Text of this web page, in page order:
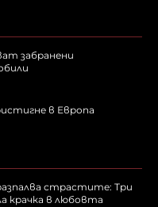
забранени
в Европа
страстите: Три
крачка в любовта